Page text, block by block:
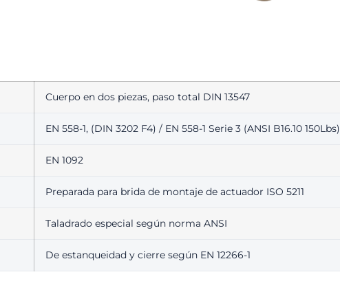
Cuerpo en dos piezas, paso total DIN 13547
EN 558-1, (DIN 3202 F4) / EN 558-1 Serie 3 (ANSI B16.10 150Lbs)
EN 1092
Preparada para brida de montaje de actuador ISO 5211
Taladrado especial según norma ANSI
De estanqueidad y cierre según EN 12266-1